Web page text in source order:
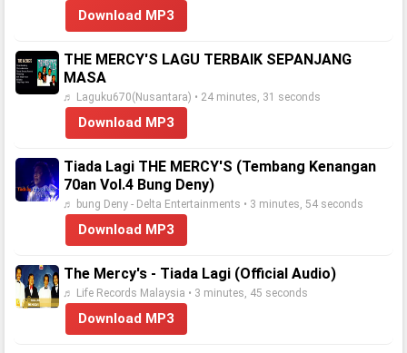
Download MP3
THE MERCY'S LAGU TERBAIK SEPANJANG
MASA
♬ Laguku670(Nusantara) • 24 minutes, 31 seconds
Download MP3
Tiada Lagi THE MERCY'S (Tembang Kenangan
70an Vol.4 Bung Deny)
♬ bung Deny - Delta Entertainments • 3 minutes, 54 seconds
Download MP3
The Mercy's - Tiada Lagi (Official Audio)
♬ Life Records Malaysia • 3 minutes, 45 seconds
Download MP3